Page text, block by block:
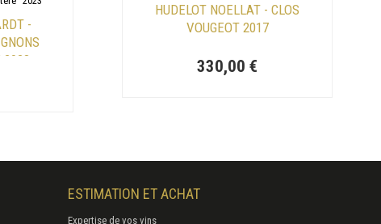
-
2023
HUDELOT NOELLAT - CLOS
VOUGEOT 2017
330,00 €
ESTIMATION ET ACHAT
Expertise de vos vins